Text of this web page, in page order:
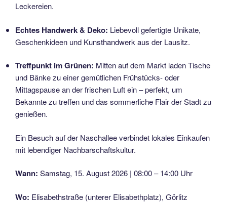
Leckereien.
Echtes Handwerk & Deko: Liebevoll gefertigte Unikate,
Geschenkideen und Kunsthandwerk aus der Lausitz.
Treffpunkt im Grünen: Mitten auf dem Markt laden Tische
und Bänke zu einer gemütlichen Frühstücks- oder
Mittagspause an der frischen Luft ein – perfekt, um
Bekannte zu treffen und das sommerliche Flair der Stadt zu
genießen.
Ein Besuch auf der Naschallee verbindet lokales Einkaufen
mit lebendiger Nachbarschaftskultur.
Wann: Samstag, 15. August 2026 | 08:00 – 14:00 Uhr
Wo: Elisabethstraße (unterer Elisabethplatz), Görlitz